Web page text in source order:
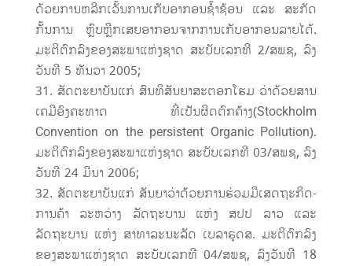
ດ້ວຍການຫລີກເວັ້ນການເກັບອາກອນຊ້ຳຊ້ອນ ແລະ ສະກັດ
ກັ້ນການ ຫຼົບຫຼີກເສຍອາກອນຈາກການເກັບອາກອນລາຍໄດ້.
ມະຕິຕົກລົງຂອງສະພາແຫ່ງຊາດ ສະບັບເລກທີ 2/ສພຊ, ລົງ
ວັນທີ 5 ທັນວາ 2005;
ສັດຕະຍາບັນແກ່ ສົນທິສັນຍາສະຕອກໂຮມ ວ່າດ້ວຍສານ
ເຄມີອົງຄະທາດ ທີ່ເປັນຜິດຕົກຄ້າງ(Stockholm
Convention on the persistent Organic Pollution).
ມະຕິຕົກລົງຂອງສະພາແຫ່ງຊາດ ສະບັບເລກທີ 03/ສພຊ, ລົງ
ວັນທີ 24 ມີນາ 2006;
ສັດຕະຍາບັນແກ່ ສັນຍາວ່າດ້ວຍການຮ່ວມມືເສດຖະກິດ-
ການຄ້າ ລະຫວ່າງ ລັດຖະບານ ແຫ່ງ ສປປ ລາວ ແລະ
ລັດຖະບານ ແຫ່ງ ສາທາລະນະລັດ ເບລາຣຸດສ. ມະຕິຕົກລົງ
ຂອງສະພາແຫ່ງຊາດ ສະບັບເລກທີ 04/ສພຊ, ລົງວັນທີ 18